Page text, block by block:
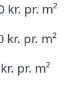
kr. pr. m²
kr. pr. m²
pr. m²